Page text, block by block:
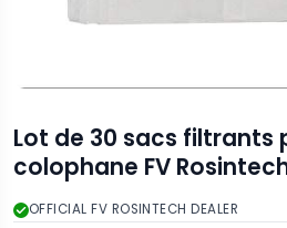
Lot de 30 sacs filtrants
colophane FV
OFFICIAL FV ROSINTECH DEALER